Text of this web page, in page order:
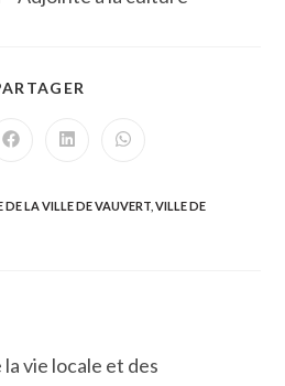
Ouvrir
fenêtre
Ouvrir
fenêtre
Ouvrir
fenêtre
DE LA VILLE DE VAUVERT VILLE DE
vie locale et des